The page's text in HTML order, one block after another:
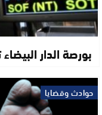
بورصة الدار
حوادث وقضايا